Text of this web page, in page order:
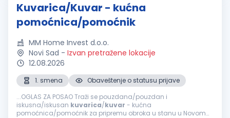
Kuvarica/Kuvar - kućna
pomoćnica/pomoćnik
MM Home Invest d.o.o.
Novi Sad - Izvan pretražene lokacije
12.08.2026
1. smena
Obaveštenje o statusu prijave
...OGLAS ZA POSAO Traži se pouzdana/pouzdan i
iskusna/iskusan kuvarica/kuvar - kućna
pomoćnica/pomoćnik za pripremu obroka u stanu u Novom